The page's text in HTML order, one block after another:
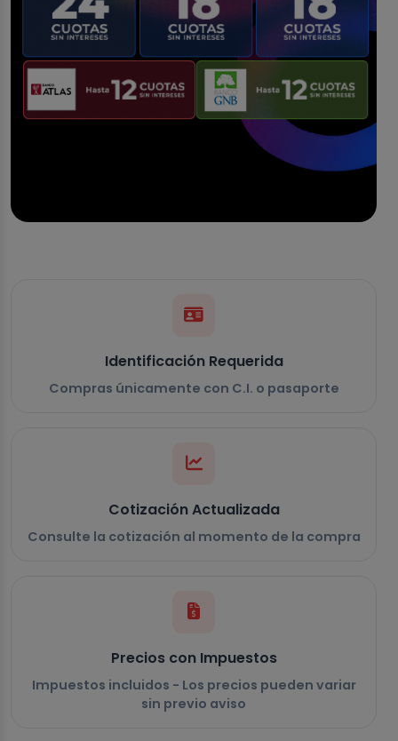
Identificación Requerida
Compras únicamente con C.I. o pasaporte
Cotización Actualizada
Consulte la cotización al momento de la compra
Precios con Impuestos
Impuestos incluidos - Los precios pueden variar
sin previo aviso